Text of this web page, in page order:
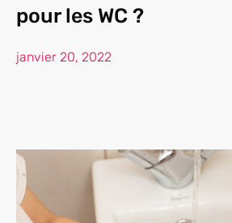
pour les WC ?
janvier 20, 2022